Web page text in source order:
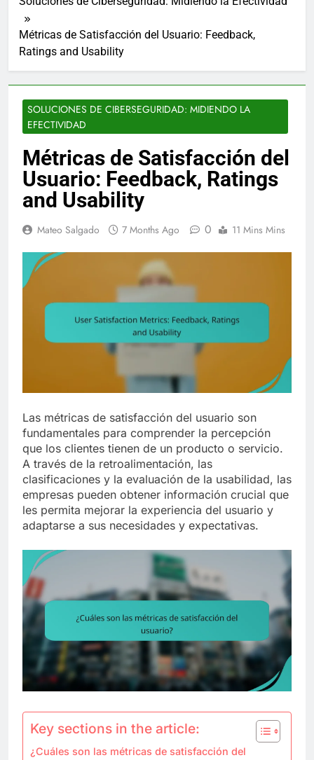
Métricas de Satisfacción del Usuario: Feedback,
Ratings and Usability
SOLUCIONES DE CIBERSEGURIDAD: MIDIENDO LA
EFECTIVIDAD
Métricas de Satisfacción del
Usuario: Feedback, Ratings
and Usability
Mateo Salgado 7 Months Ago 0 11 Mins Mins
Las métricas de satisfacción del usuario son
fundamentales para comprender la percepción
que los clientes tienen de un producto o servicio.
A través de la retroalimentación, las
clasificaciones y la evaluación de la usabilidad, las
empresas pueden obtener información crucial que
les permita mejorar la experiencia del usuario y
adaptarse a sus necesidades y expectativas.
Key sections in the article:
¿Cuáles son las métricas de satisfacción del